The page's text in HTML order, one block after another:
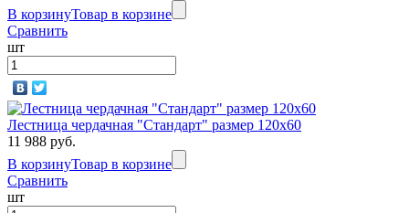
В корзинуТовар в корзине
Сравнить
шт
Лестница чердачная "Стандарт" размер 120х60
11 988 руб.
В корзинуТовар в корзине
Сравнить
шт